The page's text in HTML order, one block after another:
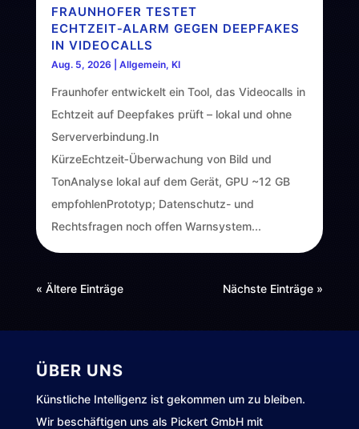
FRAUNHOFER TESTET
ECHTZEIT‑ALARM GEGEN DEEPFAKES
IN VIDEOCALLS
Aug. 5, 2026 Allgemein, KI
Fraunhofer entwickelt ein Tool, das Videocalls in
Echtzeit auf Deepfakes prüft – lokal und ohne
Serververbindung.In
KürzeEchtzeit‑Überwachung von Bild und
TonAnalyse lokal auf dem Gerät, GPU ~12 GB
empfohlenPrototyp; Datenschutz- und
Rechtsfragen noch offen Warnsystem...
« Ältere Einträge Nächste Einträge »
ÜBER UNS
Künstliche Intelligenz ist gekommen um zu bleiben.
Wir beschäftigen uns als Pickert GmbH mit